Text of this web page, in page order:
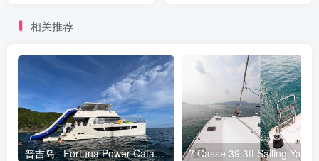
相关推荐
普吉岛 · Fortuna Power Catamaran 豪华游艇 ⛵️✨